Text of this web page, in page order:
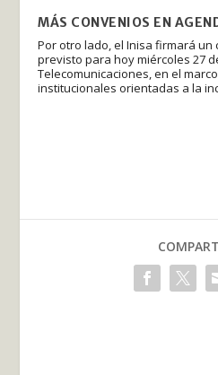
MÁS CONVENIOS EN
Por otro lado, el Inisa firmará un
previsto para hoy miércoles 27
Telecomunicaciones, en el
institucionales orientadas a la